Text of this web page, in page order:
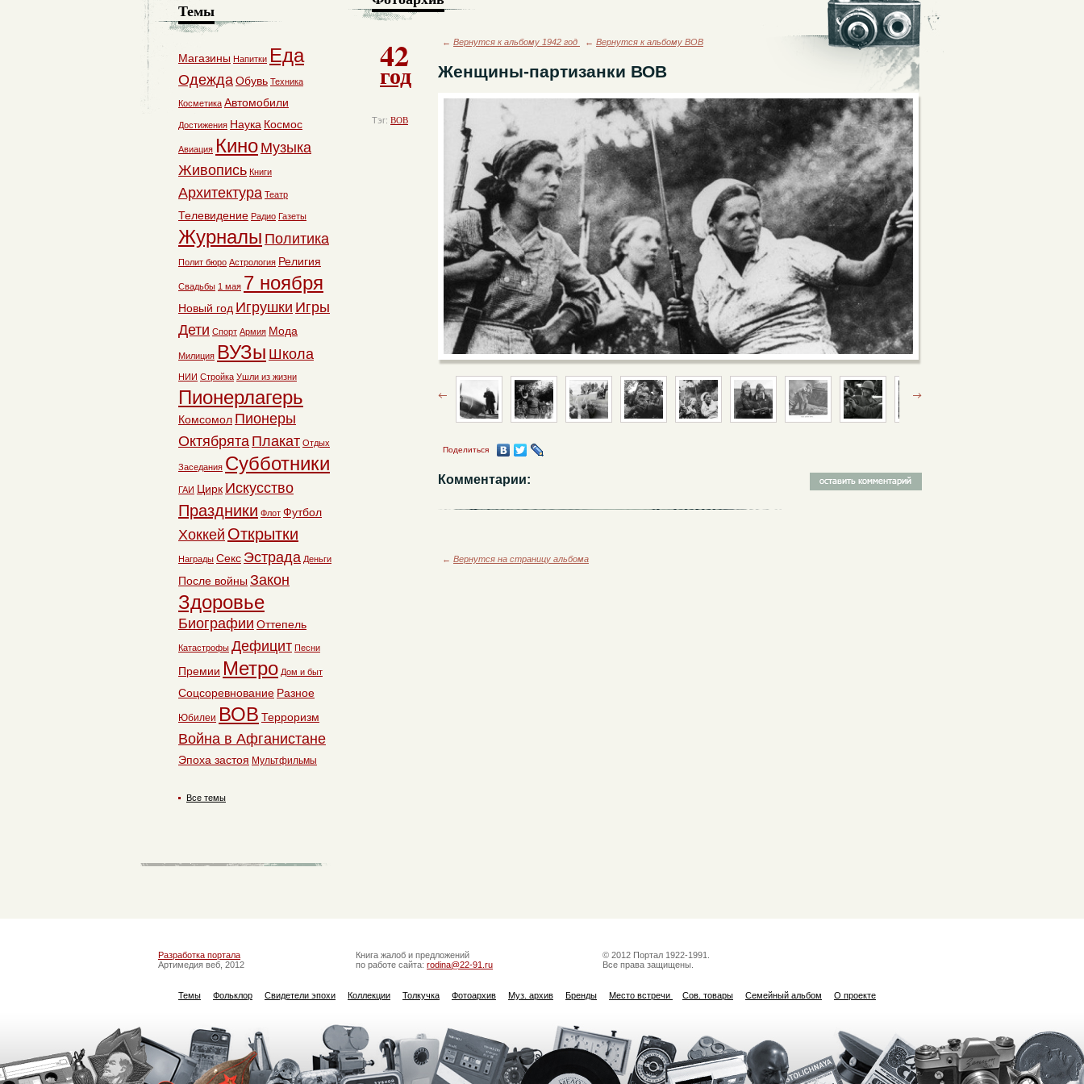
42
год
Тэг: ВОВ
← Вернутся к альбому 1942 год ← Вернутся к альбому ВОВ
Женщины-партизанки ВОВ
Поделиться
Комментарии:
← Вернутся на страницу альбома
Темы
Магазины Напитки Еда
ОдеждаОбувь Техника
Косметика Автомобили
Достижения Наука Космос
Авиация Кино Музыка
Живопись Книги
Архитектура Театр
Телевидение Радио Газеты
Журналы Политика
Полит бюро Астрология Религия
Свадьбы 1 мая 7 ноября
Новый год Игрушки Игры
Дети Спорт Армия Мода
Милиция ВУЗы Школа
НИИ Стройка Ушли из жизни
Пионерлагерь
Комсомол Пионеры
Октябрята Плакат Отдых
Заседания Субботники
ГАИ Цирк Искусство
Праздники Флот Футбол
Хоккей Открытки
Награды Секс Эстрада Деньги
После войны Закон
Здоровье
Биографии Оттепель
Катастрофы Дефицит Песни
Премии Метро Дом и быт
Соцсоревнование Разное
Юбилеи ВОВ Терроризм
Война в Афганистане
Эпоха застоя Мультфильмы
Все темы
Разработка портала
Артимедия веб, 2012
Книга жалоб и предложений
по работе сайта: rodina@22-91.ru
© 2012 Портал 1922-1991.
Все права защищены.
Темы Фольклор Свидетели эпохи Коллекции Толкучка Фотоархив Муз. архив Бренды Место встречи Сов. товары Семейный альбом О проекте